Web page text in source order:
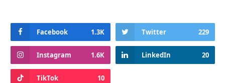
Facebook 1.3K Twitter 229
Instagram 1.6K LinkedIn 20
TikTok 10